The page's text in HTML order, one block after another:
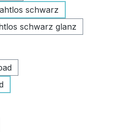
schwarz
schwarz glanz